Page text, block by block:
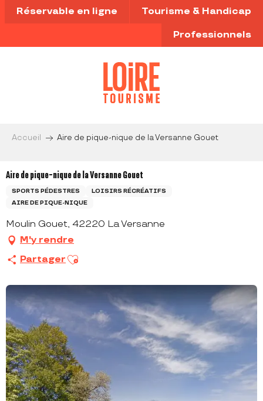
Aller
au
principal
Réservable en ligne Tourisme & Handicap
Professionnels
Accueil Aire de pique-nique de la Versanne Gouet
Aire de pique-nique de la Versanne Gouet
SPORTS PÉDESTRES
LOISIRS RÉCRÉATIFS
AIRE DE PIQUE-NIQUE
Moulin Gouet, 42220 La Versanne
M'y rendre
Partager Ajouter aux favoris